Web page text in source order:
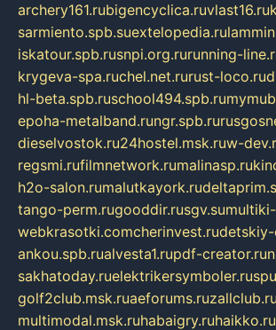
archery161.rubigencyclica.ruvlast16.ru
sarmiento.spb.suextelopedia.ru
iskatour.spb.rusnpi.org.rurunning-
krygeva-spa.ruchel.net.rurust-loco.ru
hl-beta.spb.ruschool494.spb.ru
epoha-metalband.rungr.spb.ru
dieselvostok.ru24hostel.msk.ruw-
regsmi.rufilmnetwork.rumalinasp.ru
h2o-salon.rumalutkayork.ru
tango-perm.rugooddir.rusgv.su
webkrasotki.comcherinvest.ru
ankou.spb.rualvesta1.rupdf-creator.ru
sakhatoday.ruelektrikersymboler.ru
golf2club.msk.ruaeforums.ruzallclub.ru
multimodal.msk.ruhabaigry.ruhaikko.ru